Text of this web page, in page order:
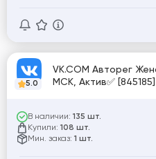
5.0
VK.COM Авторег
МСК, Актив✅ [845185]
В наличии: 135 шт.
Купили: 108 шт.
Мин. заказ: 1 шт.